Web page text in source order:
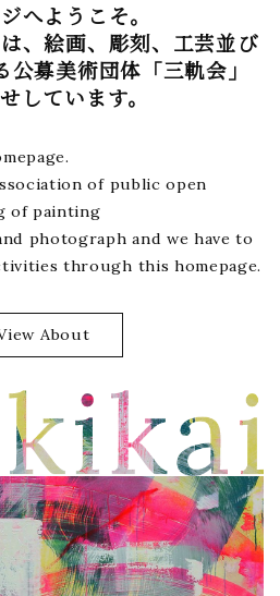
へようこそ。
、絵画、彫刻、工芸並び
募美術団体「三軌会」
しています。
of public open
of painting
photograph and we have to
through this homepage.
About